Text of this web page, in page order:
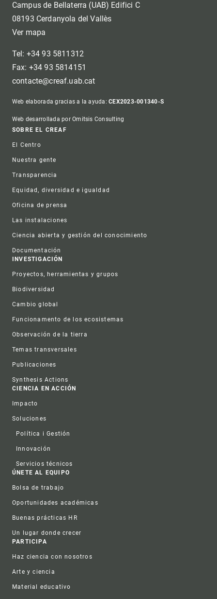
Campus de Bellaterra (UAB) Edifici C
08193 Cerdanyola del Vallès
Ver mapa
Tel: +34 93 5811312
Fax: +34 93 5814151
contacte@creaf.uab.cat
Web elaborada gracias a la ayuda:CEX2023-001340-S
Web desarrollada por Omitsis Consulting
Footer
SOBRE EL CREAF
El Centro
Nuestra gente
Transparencia
Equidad, diversidad e igualdad
Oficina de prensa
Las instalaciones
Ciencia abierta y gestión del conocimiento
Documentación
INVESTIGACIÓN
Proyectos, herramientas y grupos
Biodiversidad
Cambio global
Funcionamento de los ecosistemas
Observación de la tierra
Temas transversales
Publicaciones
Synthesis Actions
CIENCIA EN ACCIÓN
Impacto
Soluciones
Política i Gestión
Innovación
Servicios técnicos
ÚNETE AL EQUIPO
Bolsa de trabajo
Oportunidades académicas
Buenas prácticas HR
Un lugar donde crecer
PARTICIPA
Haz ciencia con nosotros
Arte y ciencia
Material educativo